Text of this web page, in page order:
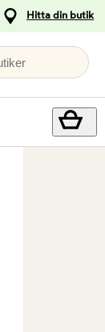
Hitta din butik